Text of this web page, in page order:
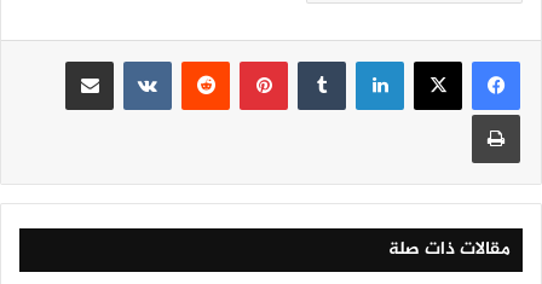
لينكدإن بينتيريست
مقالات ذات صلة